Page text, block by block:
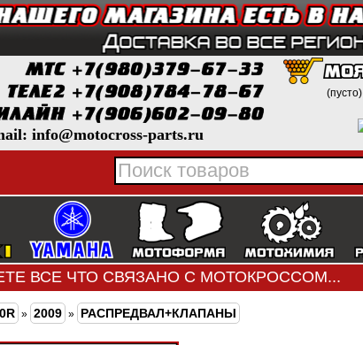
(пусто)
info@motocross-parts.ru
ВСЕ ЧТО СВЯЗАНО С МОТОКРОССОМ...
» 2009 » РАСПРЕДВАЛ+КЛАПАНЫ